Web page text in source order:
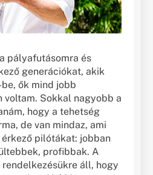
pályafutásomra és
generációkat, akik
ők mind jobb
voltam. Sokkal nagyobb a
hogy a tehetség
de van mindaz, ami
érkező pilótákat: jobban
profibbak. A
áll, hogy